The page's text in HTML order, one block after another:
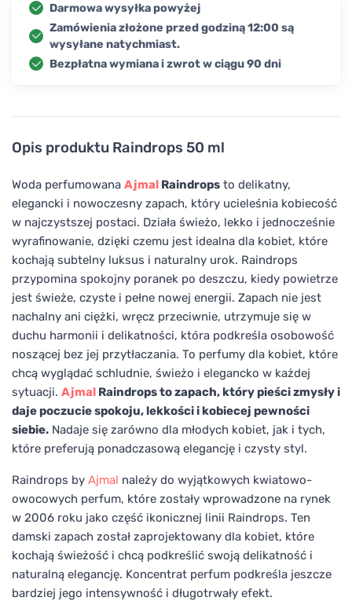
Opis produktu Raindrops 50 ml
Woda perfumowana Ajmal Raindrops to delikatny,
elegancki i nowoczesny zapach, który ucieleśnia kobiecość
w najczystszej postaci. Działa świeżo, lekko i jednocześnie
wyrafinowanie, dzięki czemu jest idealna dla kobiet, które
kochają subtelny luksus i naturalny urok. Raindrops
przypomina spokojny poranek po deszczu, kiedy powietrze
jest świeże, czyste i pełne nowej energii. Zapach nie jest
nachalny ani ciężki, wręcz przeciwnie, utrzymuje się w
duchu harmonii i delikatności, która podkreśla osobowość
noszącej bez jej przytłaczania. To perfumy dla kobiet, które
chcą wyglądać schludnie, świeżo i elegancko w każdej
sytuacji. Ajmal Raindrops to zapach, który pieści zmysły i
daje poczucie spokoju, lekkości i kobiecej pewności
siebie. Nadaje się zarówno dla młodych kobiet, jak i tych,
które preferują ponadczasową elegancję i czysty styl.
Raindrops by Ajmal należy do wyjątkowych kwiatowo-
owocowych perfum, które zostały wprowadzone na rynek
w 2006 roku jako część ikonicznej linii Raindrops. Ten
damski zapach został zaprojektowany dla kobiet, które
kochają świeżość i chcą podkreślić swoją delikatność i
naturalną elegancję. Koncentrat perfum podkreśla jeszcze
bardziej jego intensywność i długotrwały efekt.
Darmowa wysyłka powyżej
Zamówienia złożone przed godziną 12:00 są
wysyłane natychmiast.
Bezpłatna wymiana i zwrot w ciągu 90 dni